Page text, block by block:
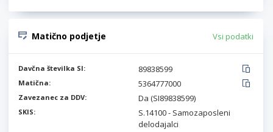
Matično podjetje Vsi podatki
Davčna številka SI: 89838599
Matična: 5364777000
Zavezanec za DDV: Da (SI89838599)
SKIS:
S.14100 - Samozaposleni
delodajalci